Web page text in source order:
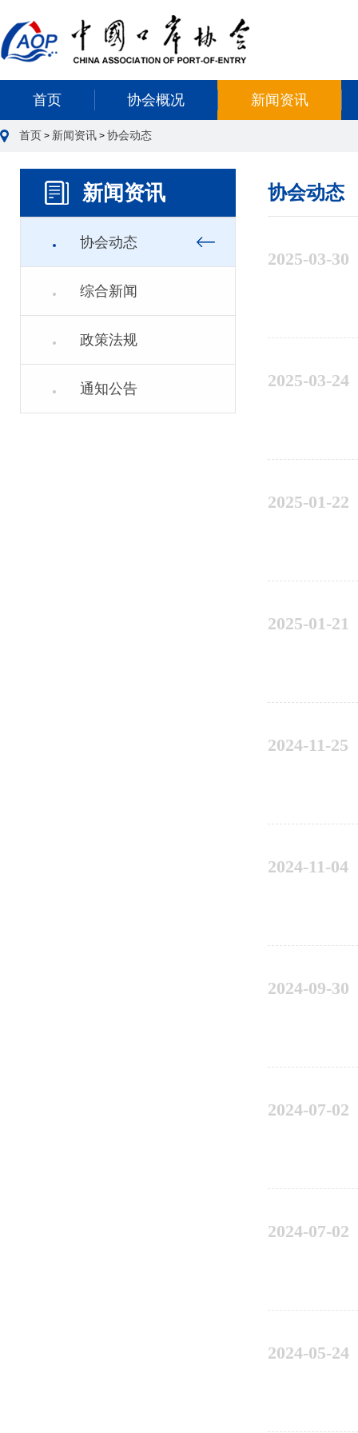
首页 协会概况 新闻资讯
首页 > 新闻资讯 > 协会动态
新闻资讯
协会动态
综合新闻
政策法规
通知公告
协会动态
2025-03-30
2025-03-24
2025-01-22
2025-01-21
2024-11-25
2024-11-04
2024-09-30
2024-07-02
2024-07-02
2024-05-24